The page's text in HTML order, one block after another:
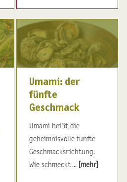
Umami: der
fünfte
Geschmack
Umami heißt die
geheimnisvolle fünfte
Geschmacksrichtung.
Wie schmeckt ... [mehr]